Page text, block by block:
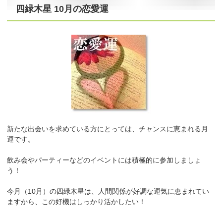
四緑木星 10月の恋愛運
新たな出会いを求めている方にとっては、チャンスに恵まれる月
運です。
飲み会やパーティーなどのイベントには積極的に参加しましょ
う！
今月（10月）の四緑木星は、人間関係が好調な運気に恵まれてい
ますから、この好機はしっかり活かしたい！